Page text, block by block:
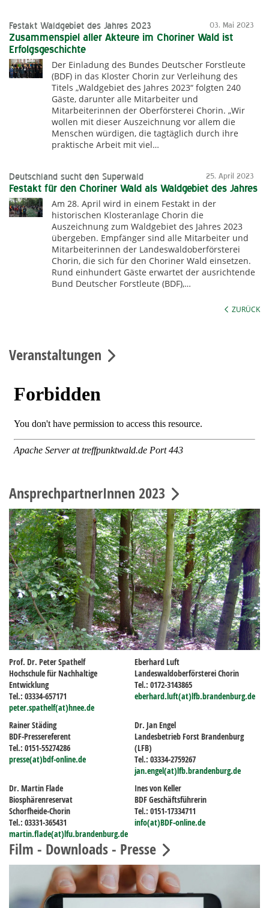
03. Mai 2023
Festakt Waldgebiet des Jahres 2023
Zusammenspiel aller Akteure im Choriner Wald ist
Erfolgsgeschichte
Der Einladung des Bundes Deutscher Forstleute
(BDF) in das Kloster Chorin zur Verleihung des
Titels „Waldgebiet des Jahres 2023“ folgten 240
Gäste, darunter alle Mitarbeiter und
Mitarbeiterinnen der Oberförsterei Chorin. „Wir
wollen mit dieser Auszeichnung vor allem die
Menschen würdigen, die tagtäglich durch ihre
praktische Arbeit mit viel…
25. April 2023
Deutschland sucht den Superwald
Festakt für den Choriner Wald als Waldgebiet des Jahres
Am 28. April wird in einem Festakt in der
historischen Klosteranlage Chorin die
Auszeichnung zum Waldgebiet des Jahres 2023
übergeben. Empfänger sind alle Mitarbeiter und
Mitarbeiterinnen der Landeswaldoberförsterei
Chorin, die sich für den Choriner Wald einsetzen.
Rund einhundert Gäste erwartet der ausrichtende
Bund Deutscher Forstleute (BDF),…
ZURÜCK
Veranstaltungen
AnsprechpartnerInnen 2023
Prof. Dr. Peter Spathelf
Hochschule für Nachhaltige
Entwicklung
Tel.: 03334-657171
peter.spathelf(at)hnee.de
Eberhard Luft
Landeswaldoberförsterei Chorin
Tel.: 0172-3143865
eberhard.luft(at)lfb.brandenburg.de
Rainer Städing
BDF-Pressereferent
Tel.: 0151-55274286
presse(at)bdf-online.de
Dr. Jan Engel
Landesbetrieb Forst Brandenburg
(LFB)
Tel.: 03334-2759267
jan.engel(at)lfb.brandenburg.de
Dr. Martin Flade
Biosphärenreservat
Schorfheide-Chorin
Tel.: 03331-365431
martin.flade(at)lfu.brandenburg.de
Ines von Keller
BDF Geschäftsführerin
Tel.: 0151-17334711
info(at)BDF-online.de
Film - Downloads - Presse